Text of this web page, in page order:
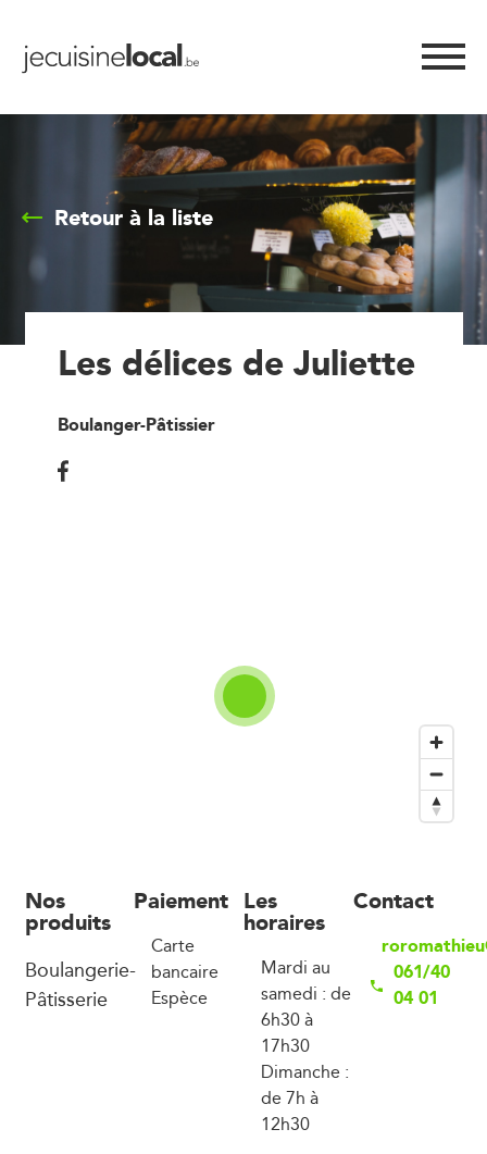
Retour à la liste
Les délices de Juliette
Boulanger-Pâtissier
Nos
produits
Boulangerie-
Pâtisserie
Paiement
Carte
bancaire
Espèce
Les
horaires
Mardi au
samedi : de
6h30 à
17h30
Dimanche :
de 7h à
12h30
Contact
061/40
04 01